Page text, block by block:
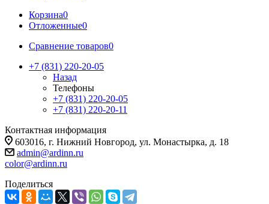
Корзина0
Отложенные0
Сравнение товаров0
+7 (831) 220-20-05
Назад
Телефоны
+7 (831) 220-20-05
+7 (831) 220-20-11
Контактная информация
603016, г. Нижний Новгород, ул. Монастырка, д. 18
admin@ardinn.ru
color@ardinn.ru
Поделиться